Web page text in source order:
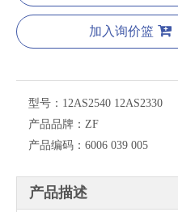
加入询价篮
型号： 12AS2540 12AS2330
产品品牌： ZF
产品编码： 6006 039 005
产品描述